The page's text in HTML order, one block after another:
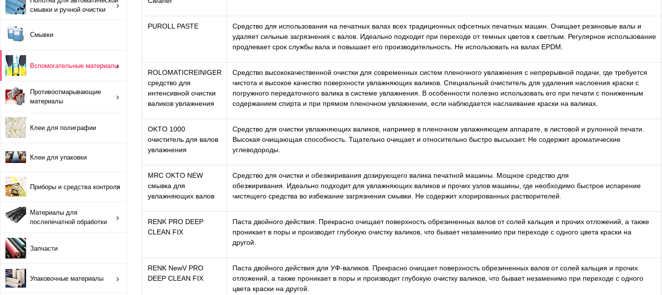
Поддекельные материалы
Полотна для автоматической смывки и ручной очистки
Вспомогательные материалы
Противоотмарывающие материалы
Клеи для полиграфии
Клеи для упаковки
Приборы и средства контроля
Упаковочные материалы
Материалы для производства ротогравюрных цилиндров
смывки и ручной очистки
Смывки
Вспомогательные материалы
Противоотмарывающие
материалы
Клеи для полиграфии
Клеи для упаковки
Приборы и средства контроля
Материалы для
послепечатной обработки
Запчасти
Упаковочные материалы
PUROLL PASTE
Средство для использования на печатных валах всех традиционных офсетных печатных машин. Очищает резиновые валы и
удаляет сильные загрязнения с валов. Идеально подходит при переходе от темных цветов к светлым. Регулярное использование
продлевает срок службы вала и повышает его производительность. Не использовать на валах EPDM.
ROLOMATICREINIGER
средство для
интенсивной очистки
валиков увлажнения
Средство высококачественной очистки для современных систем пленочного увлажнения с непрерывной подачи, где требуется
чистота и высокое качество поверхности увлажняющих валиков. Специальный очиститель для удаления наслоения краски с
погружного передаточного валика в системе увлажнения. В особенности полезно использовать его при печати с пониженным
содержанием спирта и при прямом пленочном увлажнении, если наблюдается наслаивание краски на валиках.
OKTO 1000
очиститель для валов
увлажнения
Средство для очистки увлажняющих валиков, например в пленочном увлажняющем аппарате, в листовой и рулонной печати.
Высокая очищающая способность. Тщательно очищает и относительно быстро высыхает. Не содержит ароматические
углеводороды.
MRC OKTO NEW
смывка для
увлажняющих валов
Средство для очистки и обезжиривания дозирующего валика печатной машины. Мощное средство для
обезжиривания. Идеально подходит для увлажняющих валиков и прочих узлов машины, где необходимо быстрое испарение
чистящего средства во избежание загрязнения смывки. Не содержит хлорированных растворителей.
RENK PRO DEEP
CLEAN FIX
Паста двойного действия. Прекрасно очищает поверхность обрезиненных валов от солей кальция и прочих отложений, а также
проникает в поры и производит глубокую очистку валиков, что бывает незаменимо при переходе с одного цвета краски на
другой.
RENK NewV PRO
DEEP CLEAN FIX
Паста двойного действия для УФ-валиков. Прекрасно очищает поверхность обрезиненных валов от солей кальция и прочих
отложений, а также проникает в поры и производит глубокую очистку валиков, что бывает незаменимо при переходе с одного
цвета краски на другой.